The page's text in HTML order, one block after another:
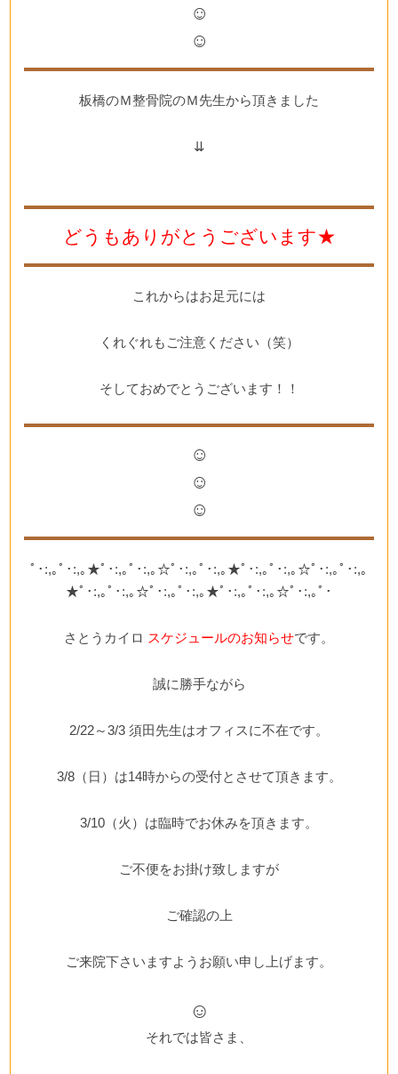
☺
☺
板橋のＭ整骨院のＭ先生から頂きました
⇊
どうもありがとうございます★
これからはお足元には
くれぐれもご注意ください（笑）
そしておめでとうございます！！
☺
☺
☺
ﾟ･:,｡ﾟ･:,｡★ﾟ･:,｡ﾟ･:,｡☆ﾟ･:,｡ﾟ･:,｡★ﾟ･:,｡ﾟ･:,｡☆ﾟ･:,｡ﾟ･:,｡
★ﾟ･:,｡ﾟ･:,｡☆ﾟ･:,｡ﾟ･:,｡★ﾟ･:,｡ﾟ･:,｡☆ﾟ･:,｡ﾟ･
さとうカイロ スケジュールのお知らせです。
誠に勝手ながら
2/22～3/3 須田先生はオフィスに不在です。
3/8（日）は14時からの受付とさせて頂きます。
3/10（火）は臨時でお休みを頂きます。
ご不便をお掛け致しますが
ご確認の上
ご来院下さいますようお願い申し上げます。
☺
それでは皆さま、